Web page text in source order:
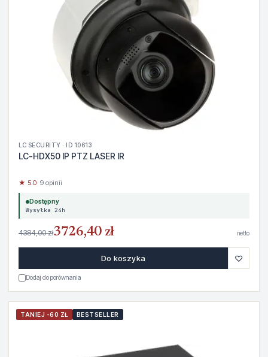
LC SECURITY · ID 10613
LC-HDX50 IP PTZ LASER IR
★ 5.0· 9 opinii
Dostępny
Wysyłka 24h
4384,00 zł3726,40 zł netto
Do koszyka ♡
Dodaj do porównania
TANIEJ -60 ZŁ BESTSELLER